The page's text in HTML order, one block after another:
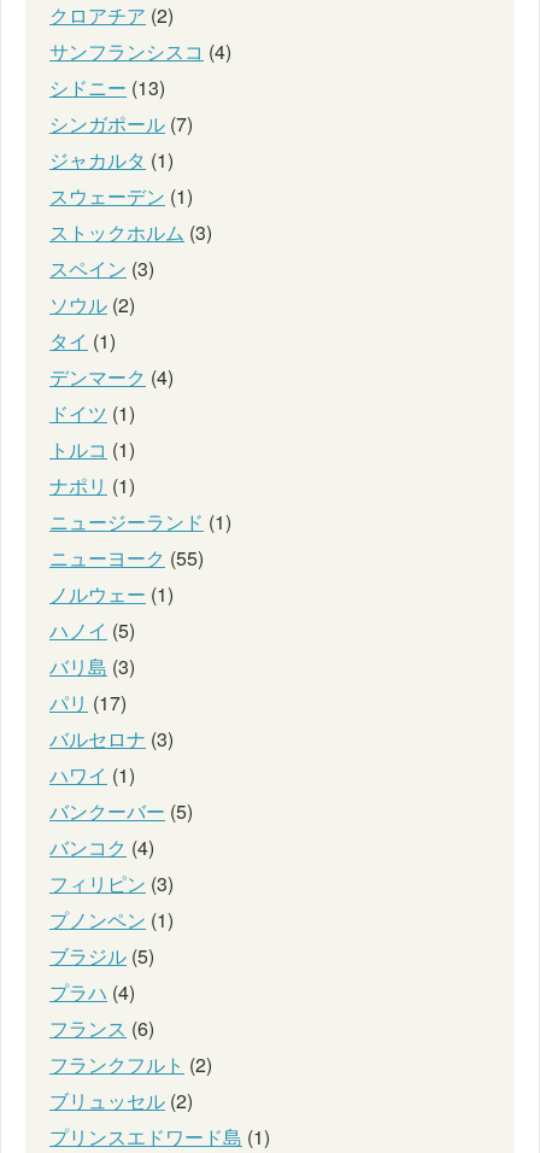
クロアチア (2)
サンフランシスコ (4)
シドニー (13)
シンガポール (7)
ジャカルタ (1)
スウェーデン (1)
ストックホルム (3)
スペイン (3)
ソウル (2)
タイ (1)
デンマーク (4)
ドイツ (1)
トルコ (1)
ナポリ (1)
ニュージーランド (1)
ニューヨーク (55)
ノルウェー (1)
ハノイ (5)
バリ島 (3)
パリ (17)
バルセロナ (3)
ハワイ (1)
バンクーバー (5)
バンコク (4)
フィリピン (3)
プノンペン (1)
ブラジル (5)
プラハ (4)
フランス (6)
フランクフルト (2)
ブリュッセル (2)
プリンスエドワード島 (1)